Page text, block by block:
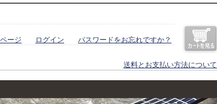
ージ ログイン パスワードをお忘れですか？
送料とお支払い方法について